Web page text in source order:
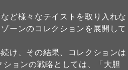
ど様々なテイストを取り入れな
ーンのコレクションを展開して
け、その結果、コレクションは
ョンの戦略としては、「大胆